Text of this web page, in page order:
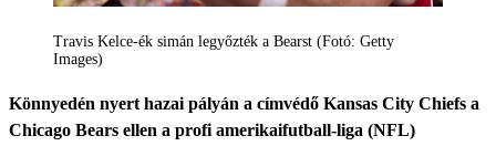
Travis Kelce-ék simán legyőzték a Bearst (Fotó: Getty
Images)
Könnyedén nyert hazai pályán a címvédő Kansas City Chiefs a
Chicago Bears ellen a profi amerikaifutball-liga (NFL)